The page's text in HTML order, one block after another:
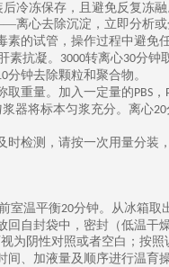
冷冻保存，且避免反复冻融
离心去除沉淀，立即分析或
素的试管，操作过程中避免
素抗凝。 3000转离心30分钟
分钟去除颗粒和聚合物。
取重量。加入一定量的PBS ，
器将标本匀浆充分。离心20
时检测，请按一次用量分装
室温平衡20分钟。从冰箱取
回自封袋中，密封（低温干
为阴性对照或者空白；按
间、加液量及顺序进行温育操